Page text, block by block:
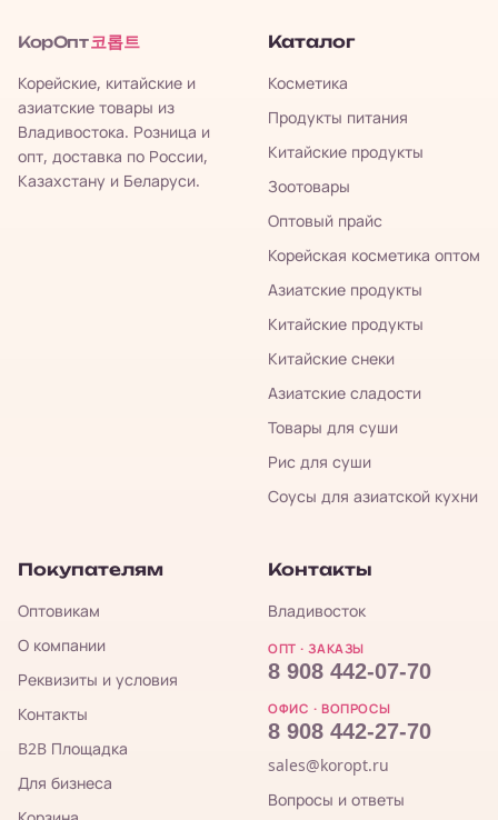
КорОпт 코롭트
Корейские, китайские и
азиатские товары из
Владивостока. Розница и
опт, доставка по России,
Казахстану и Беларуси.
Каталог
Косметика
Продукты питания
Китайские продукты
Зоотовары
Оптовый прайс
Корейская косметика оптом
Азиатские продукты
Китайские продукты
Китайские снеки
Азиатские сладости
Товары для суши
Рис для суши
Соусы для азиатской кухни
Покупателям
Оптовикам
О компании
Реквизиты и условия
Контакты
B2B Площадка
Для бизнеса
Контакты
Владивосток
ОПТ · ЗАКАЗЫ
8 908 442-07-70
ОФИС · ВОПРОСЫ
8 908 442-27-70
sales@koropt.ru
Вопросы и ответы